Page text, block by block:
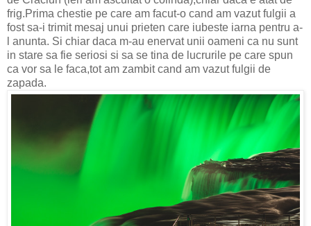
frig.Prima chestie pe care am facut-o cand am vazut fulgii a
fost sa-i trimit mesaj unui prieten care iubeste iarna pentru a-
l anunta. Si chiar daca m-au enervat unii oameni ca nu sunt
in stare sa fie seriosi si sa se tina de lucrurile pe care spun
ca vor sa le faca,tot am zambit cand am vazut fulgii de
zapada.